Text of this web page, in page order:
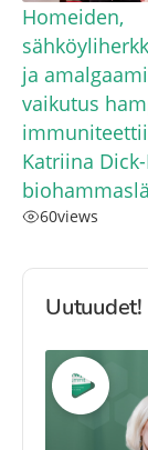
Homeiden,
ja
vaikutus
Katriina
60views
Uutuudet!